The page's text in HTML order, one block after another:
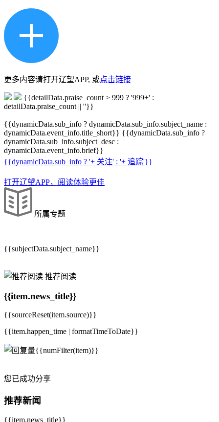
更多内容请打开辽望APP, 或点击链接
{{detailData.praise_count > 999 ? '999+' :
detailData.praise_count || ''}}
{{dynamicData.sub_info ? dynamicData.sub_info.subject_name :
dynamicData.event_info.title_short}} {{dynamicData.sub_info ?
dynamicData.sub_info.subject_desc :
dynamicData.event_info.brief}}
{{dynamicData.sub_info ? '+ 关注' : '+ 追踪'}}
打开辽望APP，阅读体验更佳
所属专题
{{subjectData.subject_name}}
推荐阅读
{{item.news_title}}
{{sourceReset(item.source)}}
{{item.happen_time | formatTimeToDate}}
{{numFilter(item)}}
您已成功分享
推荐新闻
{{item.news_title}}